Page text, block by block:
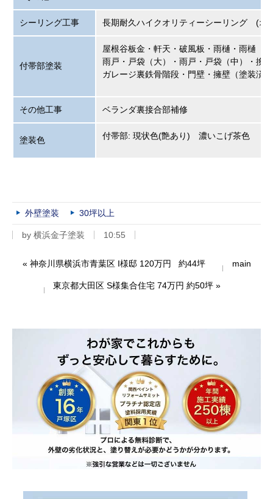
シーリング工事 長期耐久ハイクオリティー
付帯部塗装
屋根谷板金・軒天・破風板・雨樋・ 雨樋（
雨戸・戸袋（大）・雨戸・戸袋（中）・換
ガレージ裏鉄骨階段・門壁・擁壁（塗装済
その他工事 ベランダ裏接合部補修
塗装色 付帯部: 現状色(艶あり) 濃いこげ茶色
外壁塗装 30坪以上
by 横浜金子塗装 10:55
« 神奈川県横浜市青葉区 I様邸 120万円 約44坪 main
東京都大田区 S様集合住宅 74万円 約50坪»